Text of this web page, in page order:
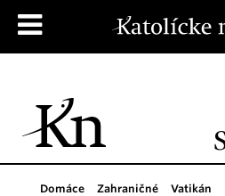
Domáce Zahraničné Vatikán